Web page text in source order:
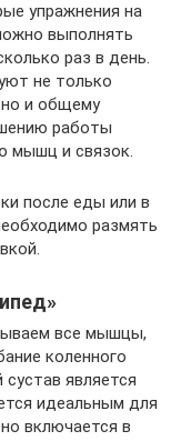
упражнения на
выполнять
раз в день.
не только
и общему
работы
мышц и связок.
после еды или в
размять
все мышцы,
коленного
является
идеальным для
включается в